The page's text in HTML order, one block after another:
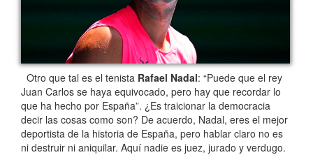
Otro que tal es el tenista Rafael Nadal: “Puede que el rey
Juan Carlos se haya equivocado, pero hay que recordar lo
que ha hecho por España”. ¿Es traicionar la democracia
decir las cosas como son? De acuerdo, Nadal, eres el mejor
deportista de la historia de España, pero hablar claro no es
ni destruir ni aniquilar. Aquí nadie es juez, jurado y verdugo.